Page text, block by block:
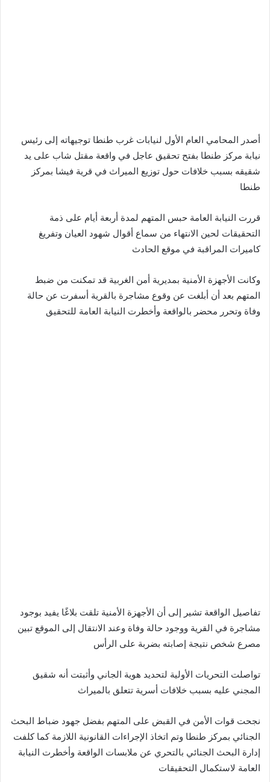
أصدر المحامي العام الأول لنيابات غرب طنطا توجيهاته إلى رئيس
نيابة مركز طنطا بفتح تحقيق عاجل في واقعة مقتل شاب على يد
شقيقه بسبب خلافات حول توزيع الميراث في قرية فيشا بمركز
طنطا
قررت النيابة العامة حبس المتهم لمدة أربعة أيام على ذمة
التحقيقات لحين الانتهاء من سماع أقوال شهود العيان وتفريغ
كاميرات المراقبة في موقع الحادث
وكانت الأجهزة الأمنية بمديرية أمن الغربية قد تمكنت من ضبط
المتهم بعد أن أبلغت عن وقوع مشاجرة بالقرية أسفرت عن حالة
وفاة وتحرر محضر بالواقعة وأخطرت النيابة العامة للتحقيق
تفاصيل الواقعة تشير إلى أن الأجهزة الأمنية تلقت بلاغًا يفيد بوجود
مشاجرة في القرية ووجود حالة وفاة وعند الانتقال إلى الموقع تبين
مصرع شخص نتيجة إصابته بضربة على الرأس
تواصلت التحريات الأولية لتحديد هوية الجاني وأثبتت أنه شقيق
المجني عليه بسبب خلافات أسرية تتعلق بالميراث
نجحت قوات الأمن في القبض على المتهم بفضل جهود ضباط البحث
الجنائي بمركز طنطا وتم اتخاذ الإجراءات القانونية اللازمة كما كلفت
إدارة البحث الجنائي بالتحري عن ملابسات الواقعة وأخطرت النيابة
العامة لاستكمال التحقيقات